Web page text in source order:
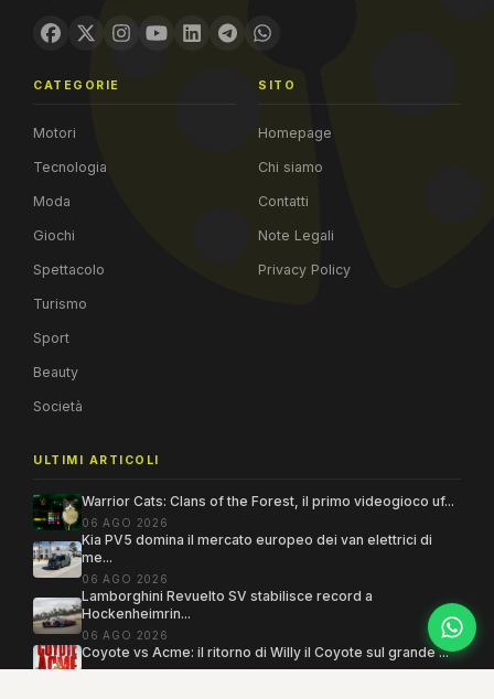
CATEGORIE
Motori
Tecnologia
Moda
Giochi
Spettacolo
Turismo
Sport
Beauty
Società
SITO
Homepage
Chi siamo
Contatti
Note Legali
Privacy Policy
ULTIMI ARTICOLI
Warrior Cats: Clans of the Forest, il primo videogioco uf...
06 AGO 2026
Kia PV5 domina il mercato europeo dei van elettrici di
me...
06 AGO 2026
Lamborghini Revuelto SV stabilisce record a
Hockenheimrin...
06 AGO 2026
Coyote vs Acme: il ritorno di Willy il Coyote sul grande ...
06 AGO 2026